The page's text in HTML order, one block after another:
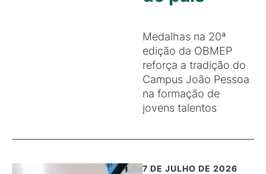
Medalhas na 20ª
edição da OBMEP
reforça a tradição do
Campus João Pessoa
na formação de
jovens talentos
7 DE JULHO DE 2026